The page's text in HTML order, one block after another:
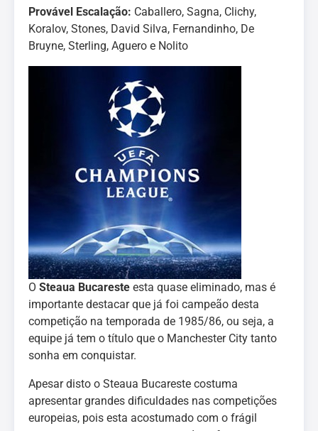
Provável Escalação: Caballero, Sagna, Clichy,
Koralov, Stones, David Silva, Fernandinho, De
Bruyne, Sterling, Aguero e Nolito
O Steaua Bucareste esta quase eliminado, mas é
importante destacar que já foi campeão desta
competição na temporada de 1985/86, ou seja, a
equipe já tem o título que o Manchester City tanto
sonha em conquistar.
Apesar disto o Steaua Bucareste costuma
apresentar grandes dificuldades nas competições
europeias, pois esta acostumado com o frágil